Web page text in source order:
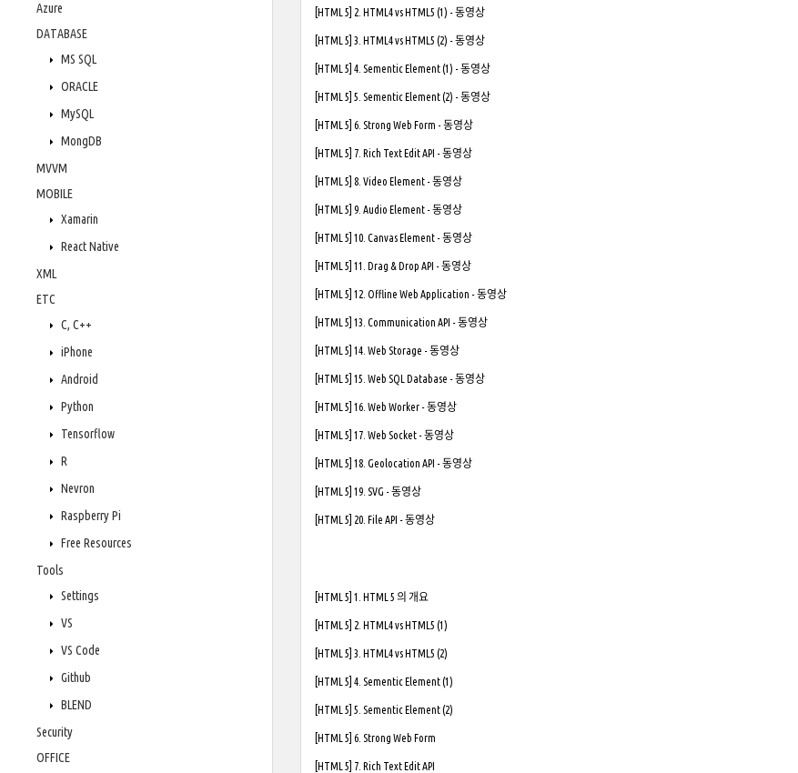
Azure
DATABASE
MS SQL
ORACLE
MySQL
MongDB
MVVM
MOBILE
Xamarin
React Native
XML
ETC
C, C++
iPhone
Android
Python
Tensorflow
R
Nevron
Raspberry Pi
Free Resources
Tools
Settings
VS
VS Code
Github
BLEND
Security
OFFICE
[HTML 5] 2. HTML4 vs HTML5 (1) - 동영상
[HTML 5] 3. HTML4 vs HTML5 (2) - 동영상
[HTML 5] 4. Sementic Element (1) - 동영상
[HTML 5] 5. Sementic Element (2) - 동영상
[HTML 5] 6. Strong Web Form - 동영상
[HTML 5] 7. Rich Text Edit API - 동영상
[HTML 5] 8. Video Element - 동영상
[HTML 5] 9. Audio Element - 동영상
[HTML 5] 10. Canvas Element - 동영상
[HTML 5] 11. Drag & Drop API - 동영상
[HTML 5] 12. Offline Web Application - 동영상
[HTML 5] 13. Communication API - 동영상
[HTML 5] 14. Web Storage - 동영상
[HTML 5] 15. Web SQL Database - 동영상
[HTML 5] 16. Web Worker - 동영상
[HTML 5] 17. Web Socket - 동영상
[HTML 5] 18. Geolocation API - 동영상
[HTML 5] 19. SVG - 동영상
[HTML 5] 20. File API - 동영상
[HTML 5] 1. HTML 5 의 개요
[HTML 5] 2. HTML4 vs HTML5 (1)
[HTML 5] 3. HTML4 vs HTML5 (2)
[HTML 5] 4. Sementic Element (1)
[HTML 5] 5. Sementic Element (2)
[HTML 5] 6. Strong Web Form
[HTML 5] 7. Rich Text Edit API